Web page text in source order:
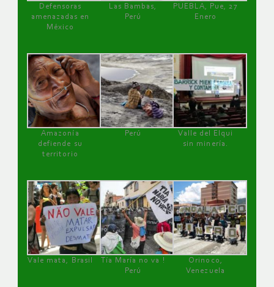
Defensoras
amenazadas en
México
Las Bambas,
Perú
PUEBLA, Pue, 27
Enero
Amazonía
defiende su
territorio
Perú
Valle del Elqui
sin minería.
Vale mata, Brasil
Tía María no va !
Perú
Orinoco,
Venezuela